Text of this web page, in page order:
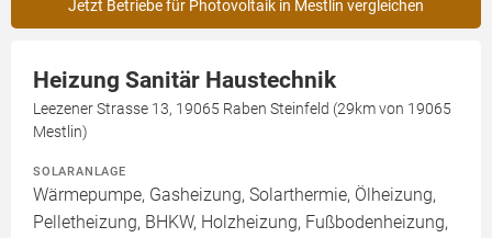
Jetzt Betriebe für Photovoltaik in Mestlin vergleichen
Heizung Sanitär Haustechnik
Leezener Strasse 13, 19065 Raben Steinfeld (29km von 19065
Mestlin)
SOLARANLAGE
Wärmepumpe, Gasheizung, Solarthermie, Ölheizung,
Pelletheizung, BHKW, Holzheizung, Fußbodenheizung,